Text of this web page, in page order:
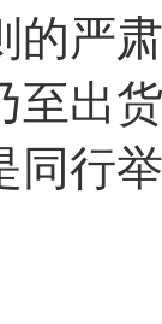
的严
至出
同行